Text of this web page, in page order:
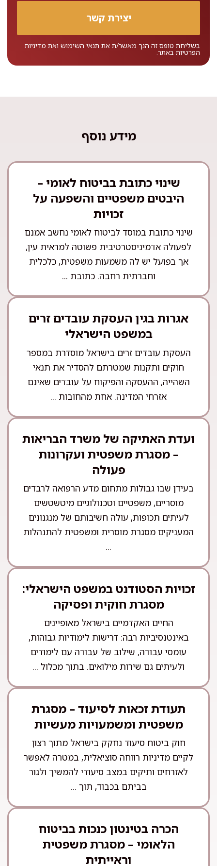
בשליחת טופס זה הנך מאשר/ת את תנאי השימוש ואת מדיניות
הפרטיות באתר.
מידע נוסף
שינוי כתובת בביטוח לאומי –
היבטים משפטיים והשפעה על
זכויות
שינוי כתובת במוסד לביטוח לאומי נחשב אמנם
לפעולה אדמיניסטרטיבית פשוטה למראית עין,
אך בפועל יש לה משמעות משפטית, כלכלית
וחברתית רחבה. כתובת ...
אגרות בגין העסקת עובדים זרים
במשפט הישראלי
העסקת עובדים זרים בישראל מוסדרת במספר
חוקים ותקנות שמטרתם להסדיר את תנאי
השהייה, ההעסקה והפיקוח על עובדים שאינם
אזרחי המדינה. אחת מהחובות ...
ועדת האתיקה של משרד הבריאות
– מסגרת משפטית ועקרונות
פעולה
בעידן שבו גבולות מתחום מדע הרפואה לרבדים
מוסריים, משפטיים וטכנולוגיים מיטשטשים
לעיתים תכופות, עולה חשיבותם של מנגנונים
המעניקים מסגרת מוסרית ומשפטית להתנהלות
...
זכויות הסטודנט במשפט הישראלי:
מסגרת חוקית ופסיקה
החיים האקדמיים בישראל מאופיינים
באינטנסיביות רבה: דרישות לימודיות גבוהות,
עומסי עבודה, שילוב של עבודה עם לימודים
ולעיתים גם שירות מילואים. בתוך מכלול ...
תעודת זכאות לסיעוד – מסגרת
משפטית ומשמעויות מעשיות
חוק ביטוח סיעוד נחקק בישראל מתוך רצון
לקיים מדיניות רווחה סוציאלית, במטרה לאפשר
לאזרחים ותיקים במצב סיעודי להמשיך ולגור
בביתם בכבוד, תוך ...
הכרה בטינטון כנכות בביטוח
הלאומי – מסגרת משפטית
וראייתית